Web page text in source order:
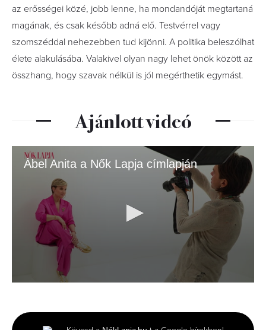
az erősségei közé, jobb lenne, ha mondandóját megtartaná
magának, és csak később adná elő. Testvérrel vagy
szomszéddal nehezebben tud kijönni. A politika beleszólhat
élete alakulásába. Valakivel olyan nagy lehet önök között az
összhang, hogy szavak nélkül is jól megérthetik egymást.
Ajánlott videó
Ábel Anita a Nők Lapja címlapján
minutes,